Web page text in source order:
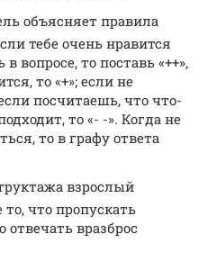
объясняет правила
тебе очень нравится
вопросе, то поставь «++»,
то «+»; если не
посчитаешь, что что-
то «- -». Когда не
то в графу ответа
взрослый
то, что пропускать
отвечать вразброс